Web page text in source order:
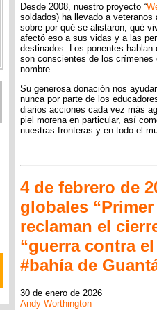
Desde 2008, nuestro proyecto “
soldados) ha llevado a
sobre por qué se alistaron, qué
afectó eso a sus vidas y a las
destinados. Los ponentes
son conscientes de los
nombre.
Su generosa donación nos
nunca por parte de los
diarios acciones cada vez más
piel morena en particular, así
nuestras fronteras y en todo el
4 de febrero de
globales
reclaman el
“guerra contra
#bahía de
30 de enero de 2026
Andy Worthington